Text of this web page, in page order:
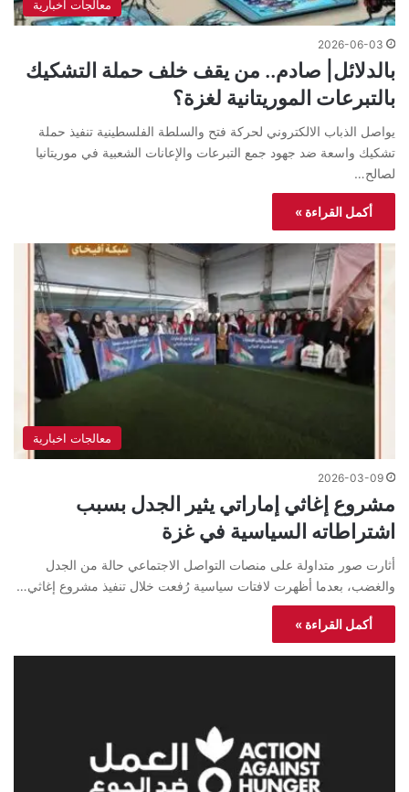
معالجات اخبارية
2026-06-03
بالدلائل| صادم.. من يقف خلف حملة التشكيك
بالتبرعات الموريتانية لغزة؟
يواصل الذباب الالكتروني لحركة فتح والسلطة الفلسطينية تنفيذ حملة
تشكيك واسعة ضد جهود جمع التبرعات والإعانات الشعبية في موريتانيا
لصالح…
أكمل القراءة »
معالجات اخبارية
2026-03-09
مشروع إغاثي إماراتي يثير الجدل بسبب
اشتراطاته السياسية في غزة
أثارت صور متداولة على منصات التواصل الاجتماعي حالة من الجدل
والغضب، بعدما أظهرت لافتات سياسية رُفعت خلال تنفيذ مشروع إغاثي…
أكمل القراءة »